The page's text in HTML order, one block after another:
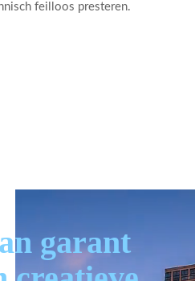
feilloos presteren.
garant